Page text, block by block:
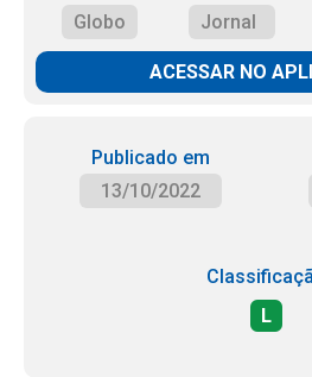
Globo
Jornal
ACESSAR NO
Publicado em
13/10/2022
L